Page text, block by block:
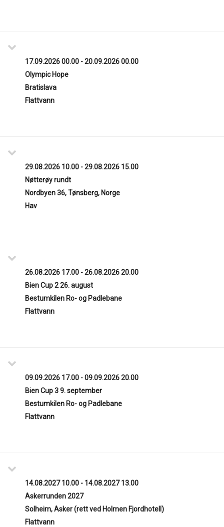
17.09.2026 00.00 - 20.09.2026 00.00
Olympic Hope
Bratislava
Flattvann
29.08.2026 10.00 - 29.08.2026 15.00
Nøtterøy rundt
Nordbyen 36, Tønsberg, Norge
Hav
26.08.2026 17.00 - 26.08.2026 20.00
Bien Cup 2 26. august
Bestumkilen Ro- og Padlebane
Flattvann
09.09.2026 17.00 - 09.09.2026 20.00
Bien Cup 3 9. september
Bestumkilen Ro- og Padlebane
Flattvann
14.08.2027 10.00 - 14.08.2027 13.00
Askerrunden 2027
Solheim, Asker (rett ved Holmen Fjordhotell)
Flattvann